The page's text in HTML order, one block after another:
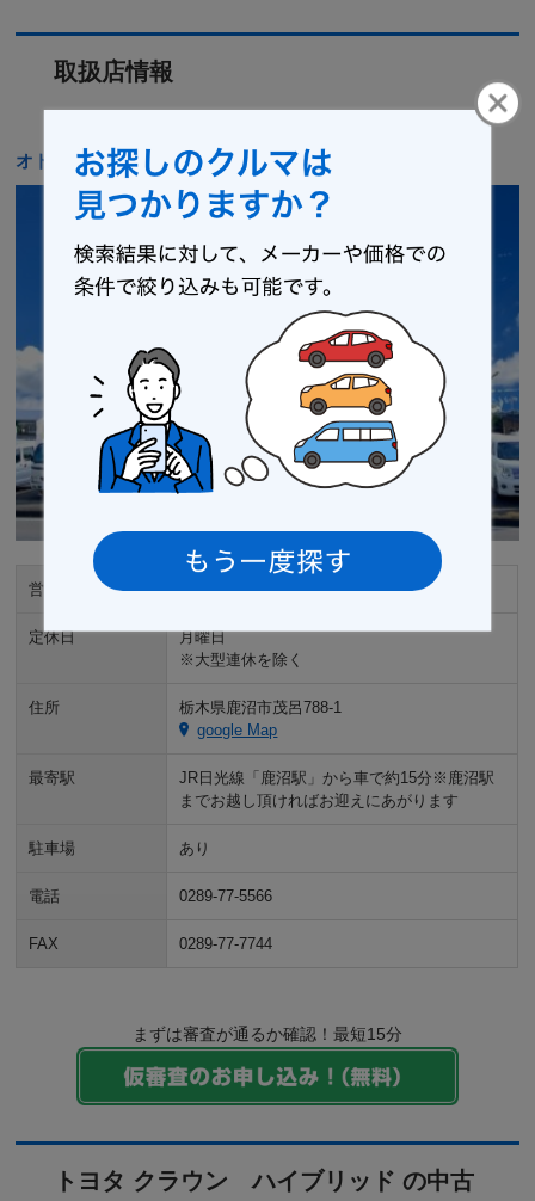
取扱店情報
オトロン 鹿沼インター店
営業時間 9:00～18:00
定休日
月曜日
※大型連休を除く
住所
栃木県鹿沼市茂呂788-1
google Map
最寄駅
JR日光線「鹿沼駅」から車で約15分※鹿沼駅
までお越し頂ければお迎えにあがります
駐車場 あり
電話 0289-77-5566
FAX 0289-77-7744
まずは審査が通るか確認！最短15分
トヨタ クラウン ハイブリッド の中古